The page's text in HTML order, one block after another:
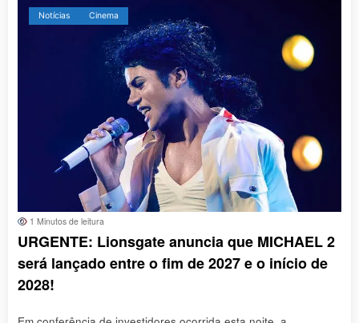
Notícias Cinema
1 Minutos de leitura
URGENTE: Lionsgate anuncia que MICHAEL 2
será lançado entre o fim de 2027 e o início de
2028!